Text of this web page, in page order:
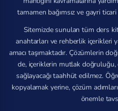
tamamen bağımsız ve gayri
Sitemizde sunulan tüm ders
anahtarları ve rehberlik içerikleri
amacı taşımaktadır. Çözümlerin
de, içeriklerin mutlak doğruluğu,
sağlayacağı taahhüt edilmez.
kopyalamak yerine, çözüm
önemle